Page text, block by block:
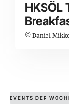
HKSÖL
© Daniel
EVENTS DER